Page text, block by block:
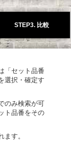
STEP3. 比較
「セット品番
選択・確定す
のみ検索が可
ト品番をその
す。